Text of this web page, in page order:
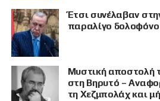
Έτσι συνέλαβαν
παραλίγο
Μυστική αποστολή
στη Βηρυτό –
τη Χεζμπολάχ και